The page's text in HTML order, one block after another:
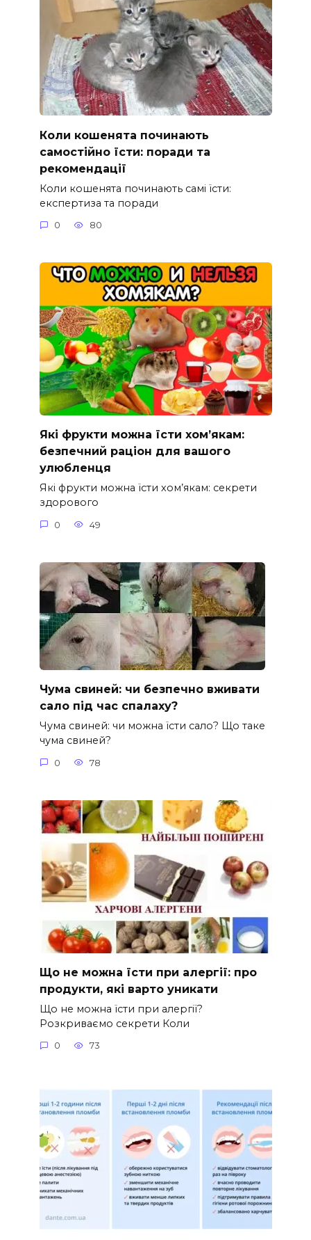
Коли кошенята починають
самостійно їсти: поради та
рекомендації
Коли кошенята починають самі їсти:
експертиза та поради
0 80
Які фрукти можна їсти хом’якам:
безпечний раціон для вашого
улюбленця
Які фрукти можна їсти хом’якам: секрети
здорового
0 49
Чума свиней: чи безпечно вживати
сало під час спалаху?
Чума свиней: чи можна їсти сало? Що таке
чума свиней?
0 78
Що не можна їсти при алергії: про
продукти, які варто уникати
Що не можна їсти при алергії?
Розкриваємо секрети Коли
0 73